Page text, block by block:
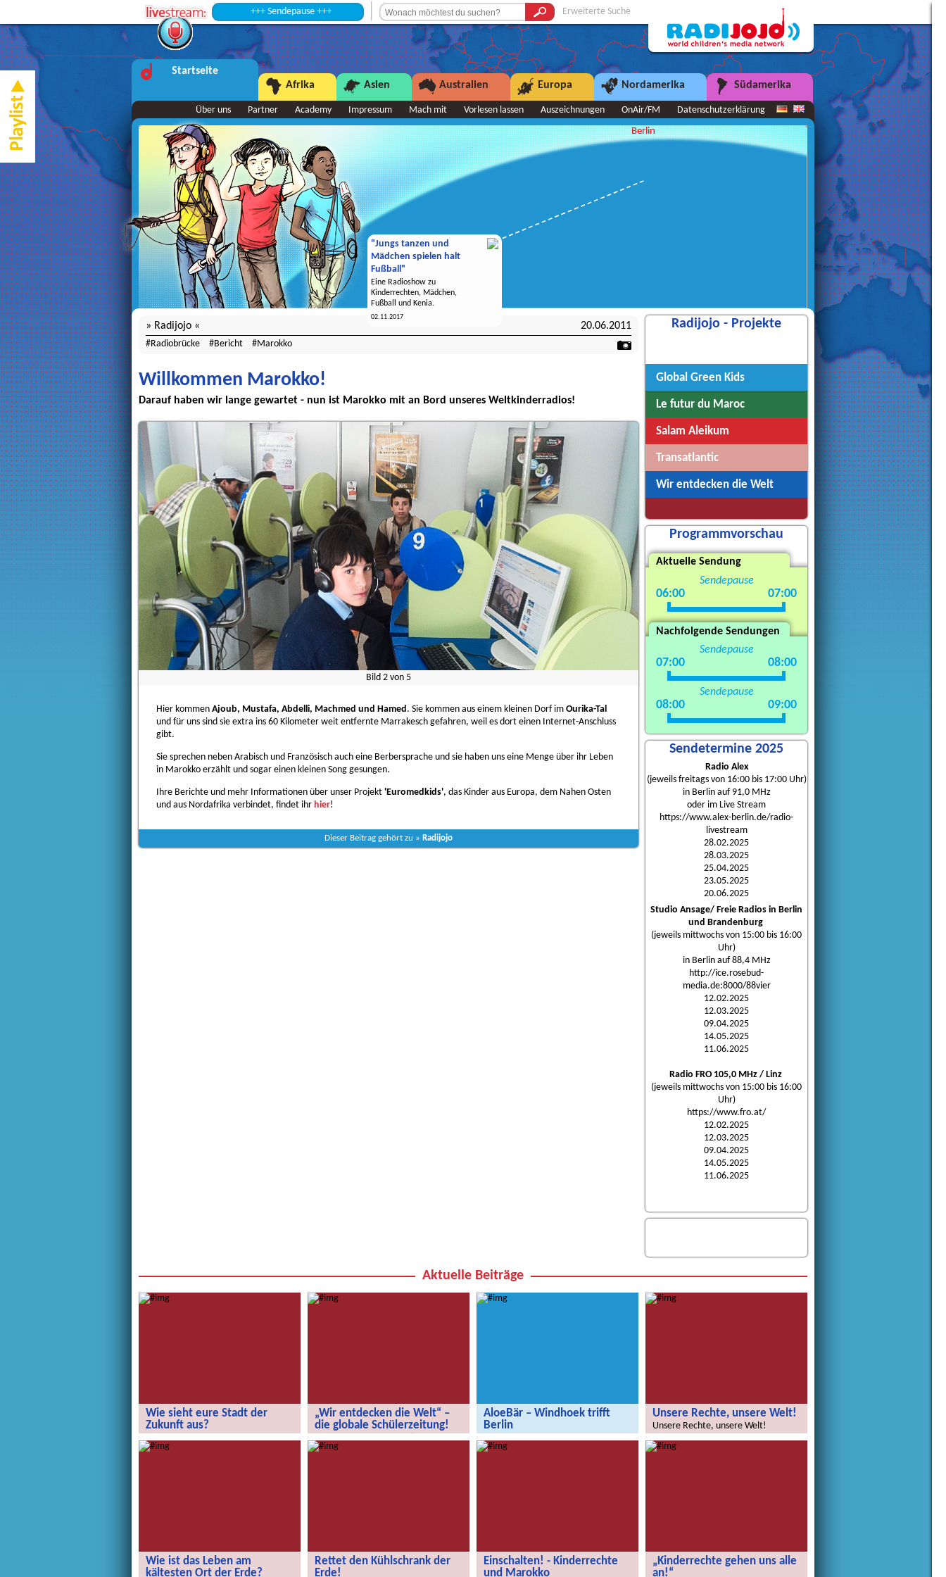
+++ Sendepause +++ Erweiterte Suche
Startseite
Afrika
Asien Australien Europa Nordamerika Südamerika
Über uns Partner Academy Impressum Mach mit Vorlesen lassen Auszeichnungen OnAir/FM Datenschutzerklärung
"Jungs tanzen und
Mädchen spielen halt
Fußball"
Eine Radioshow zu
Kinderrechten, Mädchen,
Fußball und Kenia.
02.11.2017
Berlin
Radijojo 20.06.2011
Radiobrücke Bericht Marokko
Willkommen Marokko!
Darauf haben wir lange gewartet - nun ist Marokko mit an Bord unseres Weltkinderradios!
Bild 2 von 5
Hier kommen Ajoub, Mustafa, Abdelli, Machmed und Hamed . Sie kommen aus einem kleinen Dorf im Ourika-Tal
und für uns sind sie extra ins 60 Kilometer weit entfernte Marrakesch gefahren, weil es dort einen Internet-Anschluss
gibt.
Sie sprechen neben Arabisch und Französisch auch eine Berbersprache und sie haben uns eine Menge über ihr Leben
in Marokko erzählt und sogar einen kleinen Song gesungen.
Ihre Berichte und mehr Informationen über unser Projekt 'Euromedkids', das Kinder aus Europa, dem Nahen Osten
und aus Nordafrika verbindet, findet ihr hier!
Dieser Beitrag gehört zu » Radijojo
Radijojo - Projekte
Global Green Kids
Le futur du Maroc
Salam Aleikum
Transatlantic
Wir entdecken die Welt
Programmvorschau
Aktuelle Sendung
Sendepause
06:00 07:00
Nachfolgende Sendungen
Sendepause
07:00 08:00
Sendepause
08:00 09:00
Sendetermine 2025
Radio Alex
(jeweils freitags von 16:00 bis 17:00 Uhr)
in Berlin auf 91,0 MHz
oder im Live Stream
https://www.alex-berlin.de/radio-
livestream
28.02.2025
28.03.2025
25.04.2025
23.05.2025
20.06.2025
Studio Ansage/ Freie Radios in Berlin
und Brandenburg
(jeweils mittwochs von 15:00 bis 16:00
Uhr)
in Berlin auf 88,4 MHz
http://ice.rosebud-
media.de:8000/88vier
12.02.2025
12.03.2025
09.04.2025
14.05.2025
11.06.2025
Radio FRO 105,0 MHz / Linz
(jeweils mittwochs von 15:00 bis 16:00
Uhr)
https://www.fro.at/
12.02.2025
12.03.2025
09.04.2025
14.05.2025
11.06.2025
Aktuelle Beiträge
Wie sieht eure Stadt der
Zukunft aus?
Wie sieht eure Stadt der Zukunft aus?
„Wir entdecken die Welt“ –
die globale Schülerzeitung!
„Wir entdecken die Welt“ – die
globale Schülerzeitung!
AloeBär – Windhoek trifft
Berlin
AloeBär – Windhoek trifft Berlin
Unsere Rechte, unsere Welt!
Unsere Rechte, unsere Welt!
Wie ist das Leben am
kältesten Ort der Erde?
Rettet den Kühlschrank der
Erde!
Einschalten! - Kinderrechte
und Marokko
„Kinderrechte gehen uns alle
an!“